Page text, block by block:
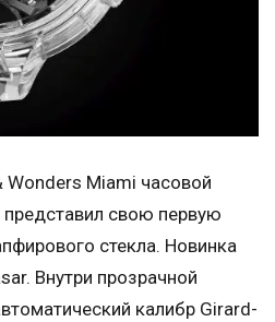
Miami часовой
свою первую
стекла. Новинка
Внутри прозрачной
калибр Girard-